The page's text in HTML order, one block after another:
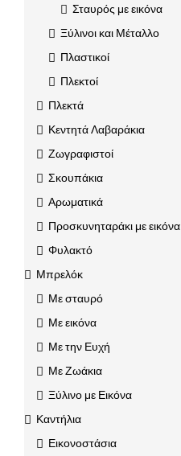
Σταυρός με εικόνα
Ξύλινοι και Μέταλλο
Πλαστικοί
Πλεκτοί
Πλεκτά
Κεντητά Λαβαράκια
Ζωγραφιστοί
Σκουπάκια
Αρωματικά
Προσκυνηταράκι με εικόνα
Φυλακτό
Μπρελόκ
Με σταυρό
Με εικόνα
Με την Ευχή
Με Ζωάκια
Ξύλινο με Εικόνα
Καντήλια
Εικονοστάσια